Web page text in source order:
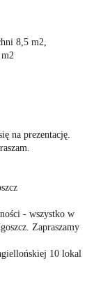
8,5 m2,
na prezentację.
- wszystko w
Zapraszamy
10 lokal